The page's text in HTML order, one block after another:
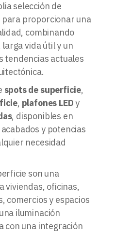
selección de
proporcionar una
combinando
vida útil y un
tendencias actuales
spots de superficie,
, plafones LED y
, disponibles en
y potencias
necesidad
son una
viviendas, oficinas,
comercios y espacios
iluminación
con una integración